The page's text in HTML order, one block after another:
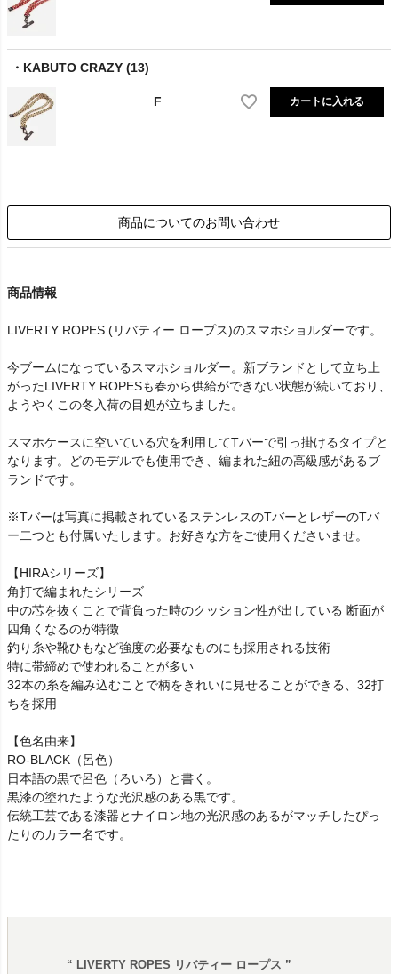
KABUTO CRAZY (13)
F カートに入れる
商品についてのお問い合わせ
商品情報
LIVERTY ROPES (リバティー ロープス)のスマホショルダーです。
今ブームになっているスマホショルダー。新ブランドとして立ち上
がったLIVERTY ROPESも春から供給ができない状態が続いており、
ようやくこの冬入荷の目処が立ちました。
スマホケースに空いている穴を利用してTバーで引っ掛けるタイプと
なります。どのモデルでも使用でき、編まれた紐の高級感があるブ
ランドです。
※Tバーは写真に掲載されているステンレスのTバーとレザーのTバ
ー二つとも付属いたします。お好きな方をご使用くださいませ。
【HIRAシリーズ】
角打で編まれたシリーズ
中の芯を抜くことで背負った時のクッション性が出している 断面が
四角くなるのが特徴
釣り糸や靴ひもなど強度の必要なものにも採用される技術
特に帯締めで使われることが多い
32本の糸を編み込むことで柄をきれいに見せることができる、32打
ちを採用
【色名由来】
RO-BLACK（呂色）
日本語の黒で呂色（ろいろ）と書く。
黒漆の塗れたような光沢感のある黒です。
伝統工芸である漆器とナイロン地の光沢感のあるがマッチしたぴっ
たりのカラー名です。
“ LIVERTY ROPES リバティー ロープス ”